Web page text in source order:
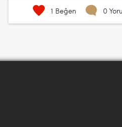
1 Beğen 0